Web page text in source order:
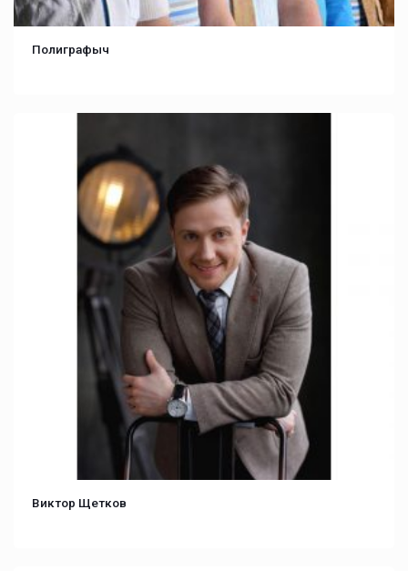
Полиграфыч
Виктор Щетков